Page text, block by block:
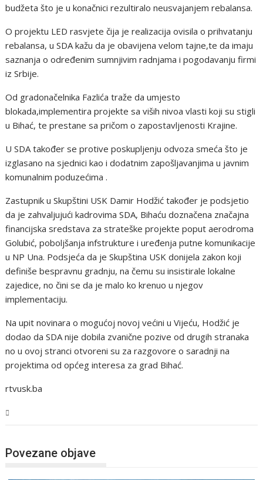
budžeta što je u konačnici rezultiralo neusvajanjem rebalansa.
O projektu LED rasvjete čija je realizacija ovisila o prihvatanju
rebalansa, u SDA kažu da je obavijena velom tajne,te da imaju
saznanja o određenim sumnjivim radnjama i pogodavanju firmi
iz Srbije.
Od gradonačelnika Fazlića traže da umjesto
blokada,implementira projekte sa viših nivoa vlasti koji su stigli
u Bihać, te prestane sa pričom o zapostavljenosti Krajine.
U SDA također se protive poskupljenju odvoza smeća što je
izglasano na sjednici kao i dodatnim zapošljavanjima u javnim
komunalnim poduzećima .
Zastupnik u Skupštini USK Damir Hodžić također je podsjetio
da je zahvaljujući kadrovima SDA, Bihaću doznačena značajna
financijska sredstava za strateške projekte poput aerodroma
Golubić, poboljšanja infstrukture i uređenja putne komunikacije
u NP Una. Podsjeća da je Skupština USK donijela zakon koji
definiše bespravnu gradnju, na čemu su insistirale lokalne
zajedice, no čini se da je malo ko krenuo u njegov
implementaciju.
Na upit novinara o mogućoj novoj većini u Vijeću, Hodžić je
dodao da SDA nije dobila zvanične pozive od drugih stranaka
no u ovoj stranci otvoreni su za razgovore o saradnji na
projektima od općeg interesa za grad Bihać.
rtvusk.ba
Povezane objave